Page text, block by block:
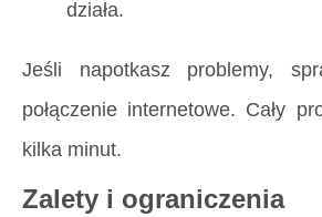
działa.
Jeśli napotkasz problemy,
połączenie internetowe. Cały
kilka minut.
Zalety i ograniczenia